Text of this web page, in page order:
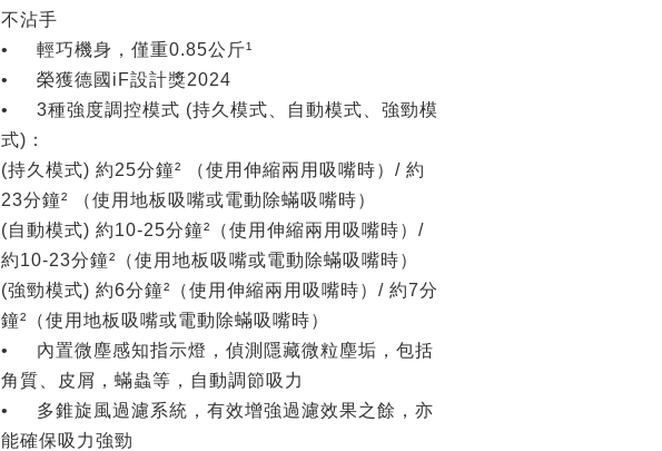
不沾手
•
輕巧機身，僅重0.85公斤¹
•
榮獲德國iF設計獎2024
•
3種強度調控模式 (持久模式、自動模式、強勁模
式)：
(持久模式) 約25分鐘² （使用伸縮兩用吸嘴時）/ 約
23分鐘² （使用地板吸嘴或電動除蟎吸嘴時）
(自動模式) 約10-25分鐘²（使用伸縮兩用吸嘴時）/
約10-23分鐘²（使用地板吸嘴或電動除蟎吸嘴時）
(強勁模式) 約6分鐘²（使用伸縮兩用吸嘴時）/ 約7分
鐘²（使用地板吸嘴或電動除蟎吸嘴時）
•
內置微塵感知指示燈，偵測隱藏微粒塵垢，包括
角質、皮屑，蟎蟲等，自動調節吸力
•
多錐旋風過濾系統，有效增強過濾效果之餘，亦
能確保吸力強勁